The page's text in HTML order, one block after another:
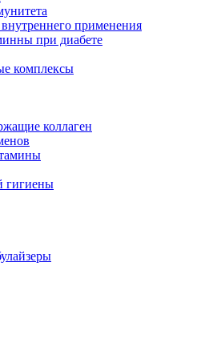
применения
при диабете
комплексы
коллаген
гигиены